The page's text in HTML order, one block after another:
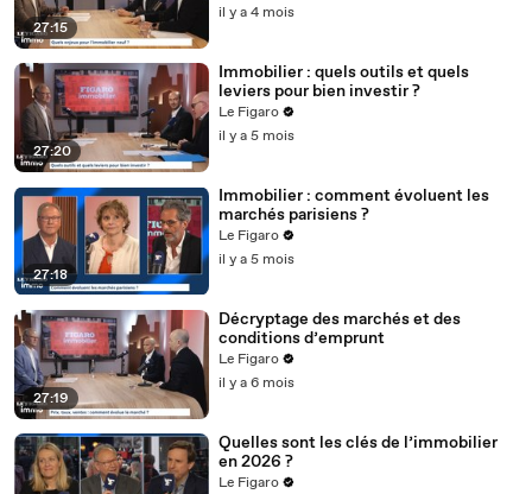
27:15
il y a 4 mois
27:20
Immobilier : quels outils et quels
leviers pour bien investir ?
Le Figaro
il y a 5 mois
27:18
Immobilier : comment évoluent les
marchés parisiens ?
Le Figaro
il y a 5 mois
27:19
Décryptage des marchés et des
conditions d’emprunt
Le Figaro
il y a 6 mois
Quelles sont les clés de l’immobilier
en 2026 ?
Le Figaro